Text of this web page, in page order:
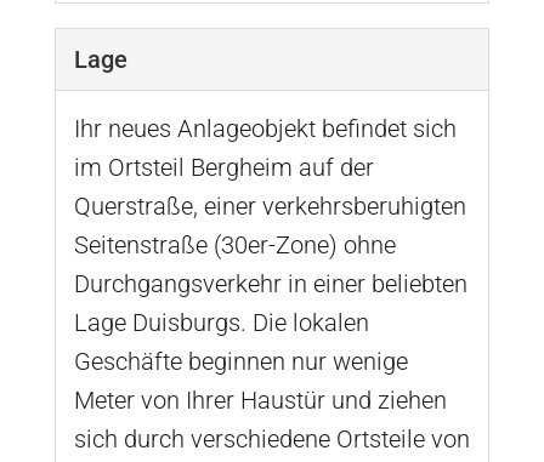
Lage
Ihr neues Anlageobjekt befindet sich
im Ortsteil Bergheim auf der
Querstraße, einer verkehrsberuhigten
Seitenstraße (30er-Zone) ohne
Durchgangsverkehr in einer beliebten
Lage Duisburgs. Die lokalen
Geschäfte beginnen nur wenige
Meter von Ihrer Haustür und ziehen
sich durch verschiedene Ortsteile von